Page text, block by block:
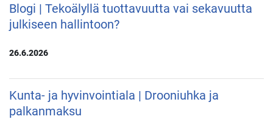
Blogi | Tekoälyllä tuottavuutta vai sekavuutta
julkiseen hallintoon?
26.6.2026
Kunta- ja hyvinvointiala | Drooniuhka ja
palkanmaksu